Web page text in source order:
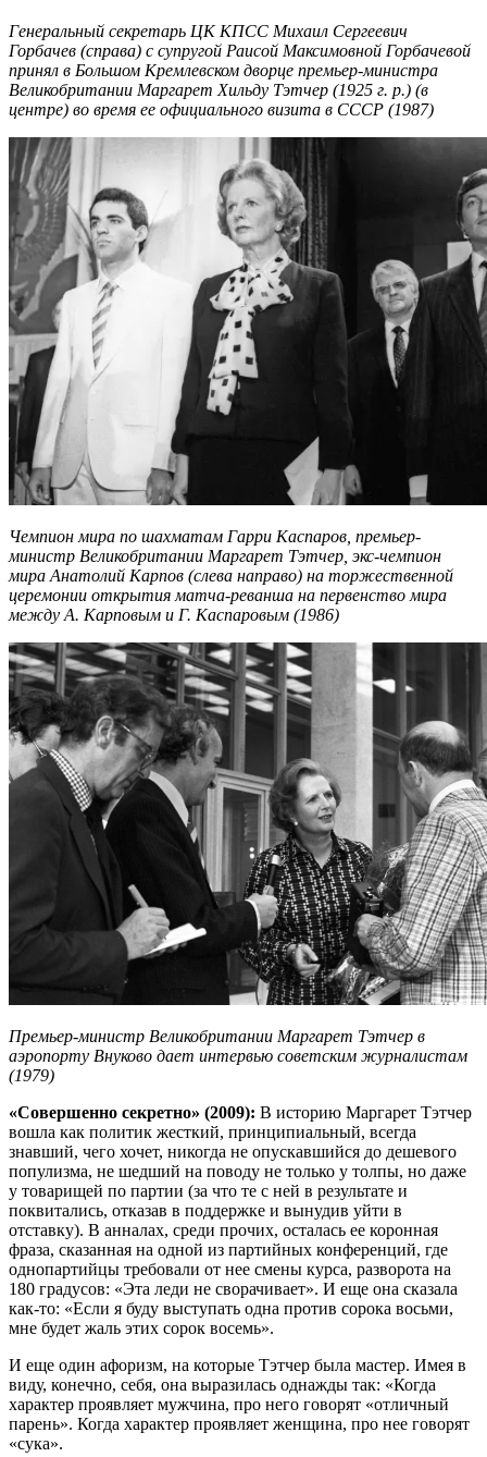
Генеральный секретарь ЦК КПСС Михаил Сергеевич
Горбачев (справа) с супругой Раисой Максимовной Горбачевой
принял в Большом Кремлевском дворце премьер-министра
Великобритании Маргарет Хильду Тэтчер (1925 г. р.) (в
центре) во время ее официального визита в СССР (1987)
Чемпион мира по шахматам Гарри Каспаров, премьер-
министр Великобритании Маргарет Тэтчер, экс-чемпион
мира Анатолий Карпов (слева направо) на торжественной
церемонии открытия матча-реванша на первенство мира
между А. Карповым и Г. Каспаровым (1986)
Премьер-министр Великобритании Маргарет Тэтчер в
аэропорту Внуково дает интервью советским журналистам
(1979)
«Совершенно секретно» (2009): В историю Маргарет Тэтчер
вошла как политик жесткий, принципиальный, всегда
знавший, чего хочет, никогда не опускавшийся до дешевого
популизма, не шедший на поводу не только у толпы, но даже
у товарищей по партии (за что те с ней в результате и
поквитались, отказав в поддержке и вынудив уйти в
отставку). В анналах, среди прочих, осталась ее коронная
фраза, сказанная на одной из партийных конференций, где
однопартийцы требовали от нее смены курса, разворота на
180 градусов: «Эта леди не сворачивает». И еще она сказала
как-то: «Если я буду выступать одна против сорока восьми,
мне будет жаль этих сорок восемь».
И еще один афоризм, на которые Тэтчер была мастер. Имея в
виду, конечно, себя, она выразилась однажды так: «Когда
характер проявляет мужчина, про него говорят «отличный
парень». Когда характер проявляет женщина, про нее говорят
«сука».